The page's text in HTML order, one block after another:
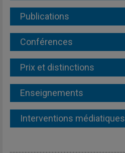
Publications
Conférences
Prix et distinctions
Enseignements
Interventions médiatiques